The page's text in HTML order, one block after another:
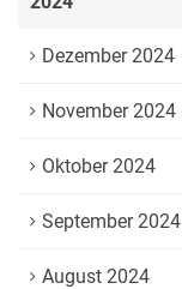
Dezember 2024
November 2024
Oktober 2024
September 2024
August 2024